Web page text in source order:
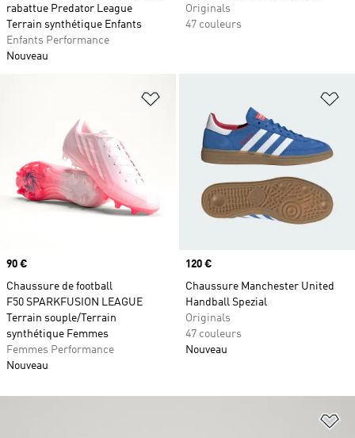
rabattue Predator League
Terrain synthétique Enfants
Enfants Performance
Nouveau
Originals
47 couleurs
Ajouter à la Liste de produits
Prix
90 €
Chaussure de football
F50 SPARKFUSION LEAGUE
Terrain souple/Terrain
synthétique Femmes
Femmes Performance
Nouveau
Prix
120 €
Chaussure Manchester United
Handball Spezial
Originals
47 couleurs
Nouveau